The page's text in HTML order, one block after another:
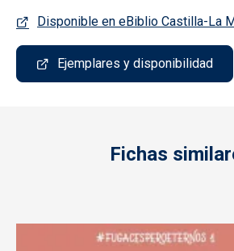
Disponible en eBiblio Castilla-La
Ejemplares y disponibilidad
Fichas